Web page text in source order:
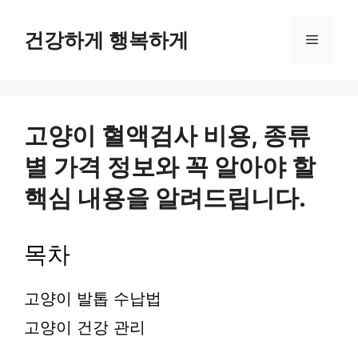
건강하게 행복하게 메
고양이 혈액검사 비용, 종류
별 가격 정보와 꼭 알아야 할
핵심 내용을 알려드립니다.
목차
고양이 발톱 수납법
고양이 건강 관리